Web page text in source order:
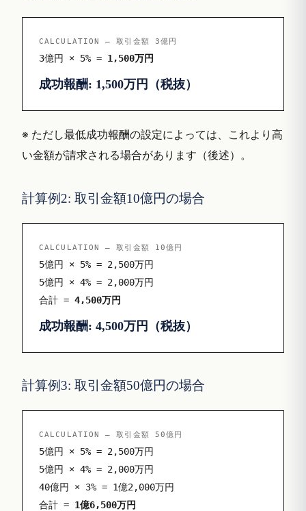
CALCULATION — 取引金額 3億円
3億円 × 5% = 1,500万円
成功報酬: 1,500万円（税抜）
※ ただし最低成功報酬の設定によっては、これより高
い金額が請求される場合があります（後述）。
計算例2: 取引金額10億円の場合
CALCULATION — 取引金額 10億円
5億円 × 5% = 2,500万円
5億円 × 4% = 2,000万円
合計 = 4,500万円
成功報酬: 4,500万円（税抜）
計算例3: 取引金額50億円の場合
CALCULATION — 取引金額 50億円
5億円 × 5% = 2,500万円
5億円 × 4% = 2,000万円
40億円 × 3% = 1億2,000万円
合計 = 1億6,500万円